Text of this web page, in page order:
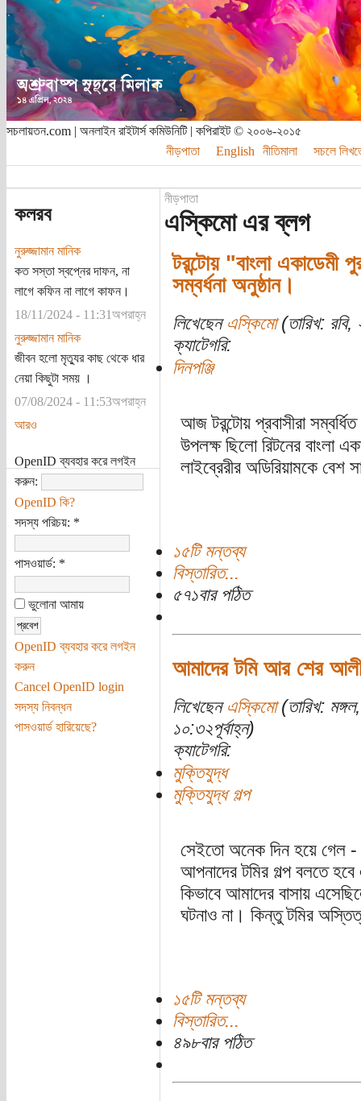
সচলায়তন.com | অনলাইন রাইটার্স কমিউনিটি | কপিরাইট © ২০০৬-২০১৫
নীড়পাতা
English নীতিমালা সচলে
কলরব
নুরুজ্জামান মানিক
কত সস্তা স্বপ্নের দাফন, না
লাগে কফিন না লাগে কাফন।
18/11/2024 - 11:31অপরাহ্ন
নুরুজ্জামান মানিক
জীবন হলো মৃত্যুর কাছ থেকে ধার
নেয়া কিছুটা সময় ।
07/08/2024 - 11:53অপরাহ্ন
আরও
OpenID ব্যবহার করে লগইন
করুন:
OpenID কি?
সদস্য পরিচয়: *
পাসওয়ার্ড: *
ভুলোনা আমায়
OpenID ব্যবহার করে লগইন
করুন
Cancel OpenID login
সদস্য নিবন্ধন
পাসওয়ার্ড হারিয়েছে?
নীড়পাতা
এস্কিমো এর ব্লগ
টরন্টোয় "বাংলা একাডেমী
সম্বর্ধনা অনুষ্ঠান।
লিখেছেন এস্কিমো(তারিখ:
ক্যাটেগরি:
দিনপঞ্জি
আজ টরন্টোয় প্রবাসীরা
উপলক্ষ ছিলো রিটনের বাংলা
লাইব্রেরীর অডিরিয়ামকে
১৫টি মন্তব্য
বিস্তারিত...
৫৭১বার পঠিত
আমাদের টমি আর শের
লিখেছেন এস্কিমো(তারিখ:
১০:৩২পূর্বাহ্ন)
ক্যাটেগরি:
মুক্তিযুদ্ধ
মুক্তিযুদ্ধ গল্প
সেইতো অনেক দিন হয়ে গেল
আপনাদের টমির গল্প বলতে
কিভাবে আমাদের বাসায়
ঘটনাও না। কিন্তু টমির
১৫টি মন্তব্য
বিস্তারিত...
৪৯৮বার পঠিত